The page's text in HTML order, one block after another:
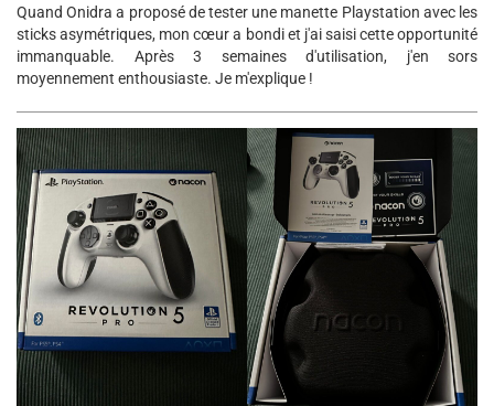
Quand Onidra a proposé de tester une manette Playstation avec les
sticks asymétriques, mon cœur a bondi et j'ai saisi cette opportunité
immanquable. Après 3 semaines d'utilisation, j'en sors
moyennement enthousiaste. Je m'explique !